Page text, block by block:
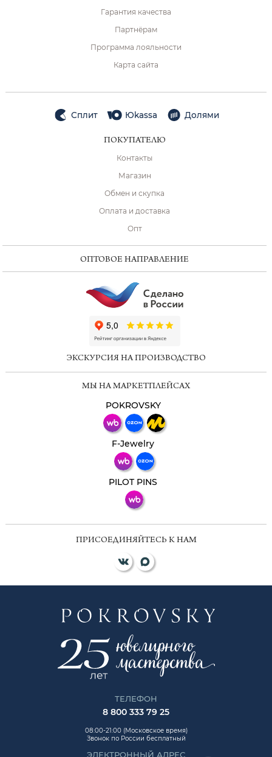
Гарантия качества
Партнёрам
Программа лояльности
Карта сайта
Сплит Юkassa Долями
ПОКУПАТЕЛЮ
Контакты
Магазин
Обмен и скупка
Оплата и доставка
Опт
ОПТОВОЕ НАПРАВЛЕНИЕ
ЭКСКУРСИЯ НА ПРОИЗВОДСТВО
МЫ НА МАРКЕТПЛЕЙСАХ
POKROVSKY
F-Jewelry
PILOT PINS
ПРИСОЕДИНЯЙТЕСЬ К НАМ
ТЕЛЕФОН
8 800 333 79 25
08:00-21:00 (Московское время)
Звонок по России бесплатный
ЭЛЕКТРОННЫЙ АДРЕС